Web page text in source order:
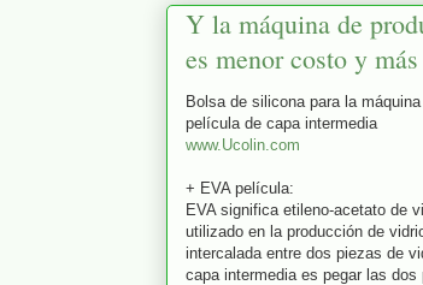
Y la máquina de
es menor costo y
Bolsa de silicona para la
película de capa intermedia
www.Ucolin.com
+ EVA película:
EVA significa etileno-acetato de
utilizado en la producción de
intercalada entre dos piezas de
capa intermedia es pegar las